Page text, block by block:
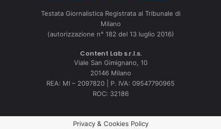
Testata Giornalistica Registrata al Tribunale di
Milano
(autorizzazione n° 182 del 13 luglio 2016)
Content Lab s.r.l.s.
Viale San Gimignano, 10
20146 Milano
REA: MI – 2097820 | P. IVA: 09547790965
ROC: 32186
Privacy & Cookies Policy